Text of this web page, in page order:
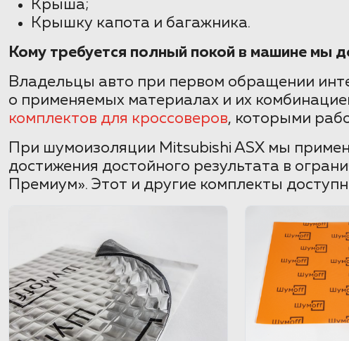
Крыша;
Крышку капота и багажника.
Кому требуется полный покой в машине мы
Владельцы авто при первом обращении
о применяемых материалах и их
комплектов для кроссоверов, которыми
При шумоизоляции Mitsubishi ASX мы
достижения достойного результата в
Премиум». Этот и другие комплекты